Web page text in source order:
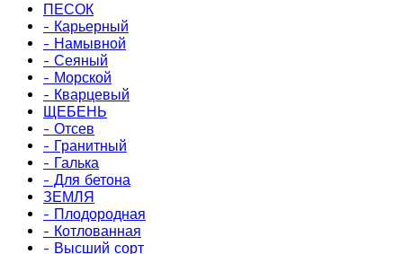
ПЕСОК
- Карьерный
- Намывной
- Сеяный
- Морской
- Кварцевый
ЩЕБЕНЬ
- Отсев
- Гранитный
- Галька
- Для бетона
ЗЕМЛЯ
- Плодородная
- Котлованная
- Высший сорт